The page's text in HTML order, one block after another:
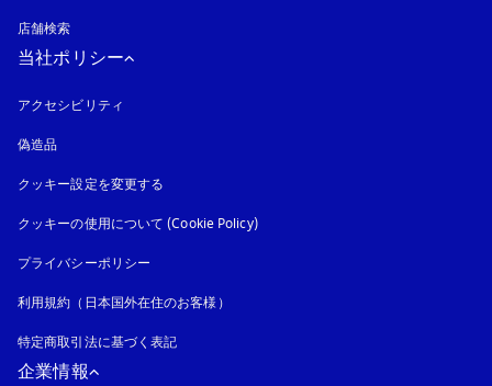
店舗検索
当社ポリシー
アクセシビリティ
偽造品
クッキー設定を変更する
クッキーの使用について (Cookie Policy)新しいタブに表示されます
プライバシーポリシー
利用規約（日本国外在住のお客様）
特定商取引法に基づく表記
企業情報